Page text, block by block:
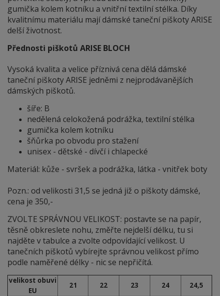
gumička kolem kotníku a vnitřní textilní stélka. Díky
kvalitnímu materiálu mají dámské taneční piškoty ARISE
delší životnost.
Přednosti piškotů ARISE BLOCH
Vysoká kvalita a velice příznivá cena dělá dámské
taneční piškoty ARISE jedněmi z nejprodávanějších
dámských piškotů.
šíře: B
nedělená celokožená podrážka, textilní stélka
gumička kolem kotníku
šňůrka po obvodu pro stažení
unisex - dětské - dívčí i chlapecké
Materiál: kůže - svršek a podrážka, látka - vnitřek boty
Pozn.: od velikosti 31,5 se jedná již o piškoty dámské,
cena je 350,-
ZVOLTE SPRÁVNOU VELIKOST: postavte se na papír,
těsně obkreslete nohu, změřte nejdelší délku, tu si
najděte v tabulce a zvolte odpovídající velikost. U
tanečních piškotů vybírejte správnou velikost přímo
podle naměřené délky - nic se nepřičítá.
velikost obuvi
EU
21 22 23 24
24,5